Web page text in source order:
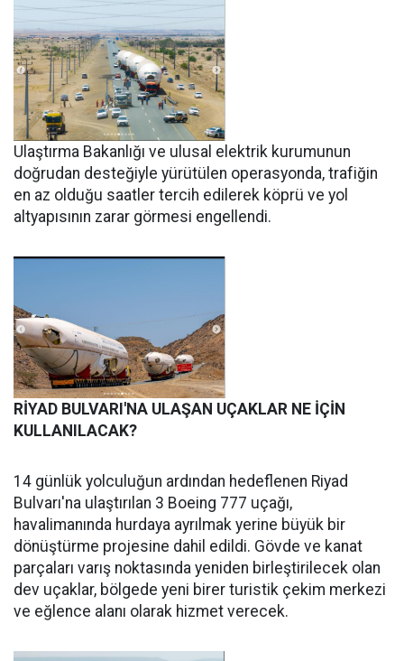
Ulaştırma Bakanlığı ve ulusal elektrik kurumunun
doğrudan desteğiyle yürütülen operasyonda, trafiğin
en az olduğu saatler tercih edilerek köprü ve yol
altyapısının zarar görmesi engellendi.
RİYAD BULVARI'NA ULAŞAN UÇAKLAR NE İÇİN
KULLANILACAK?
14 günlük yolculuğun ardından hedeflenen Riyad
Bulvarı'na ulaştırılan 3 Boeing 777 uçağı,
havalimanında hurdaya ayrılmak yerine büyük bir
dönüştürme projesine dahil edildi. Gövde ve kanat
parçaları varış noktasında yeniden birleştirilecek olan
dev uçaklar, bölgede yeni birer turistik çekim merkezi
ve eğlence alanı olarak hizmet verecek.